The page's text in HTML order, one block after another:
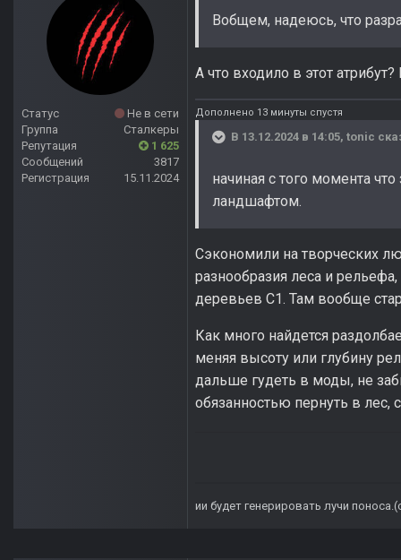
Статус
Не в сети
Группа
Сталкеры
Репутация
1 625
Сообщений
3817
Регистрация
15.11.2024
Вобщем, надеюсь, что
А что входило в этот
Дополнено 13 минуты спустя
В 13.12.2024 в 14:05, tonic
начиная с того момента
ландшафтом.
Сэкономили на творческих
разнообразия леса и
деревьев С1. Там вообще
Как много найдется
меняя высоту или глубину
дальше гудеть в моды, не
обязанностью пернуть в
ии будет генерировать лучи